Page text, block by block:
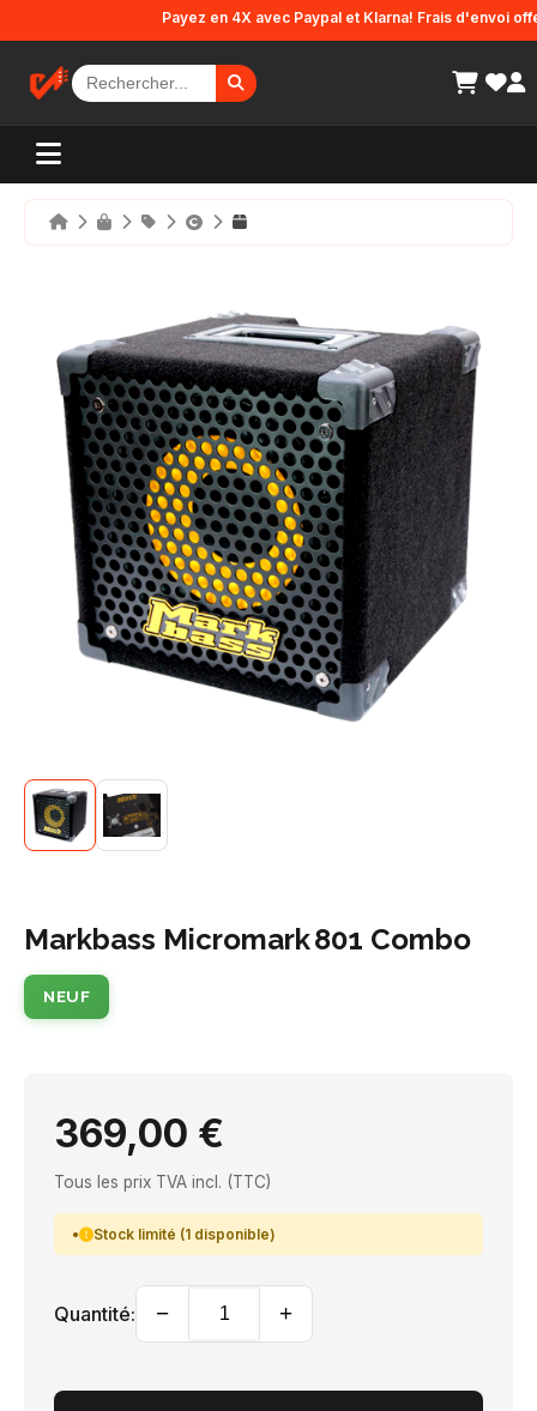
Payez en 4X avec Paypal et Klarna! Frais d'envoi
Markbass Micromark 801 Combo
NEUF
369,00 €
Tous les prix TVA incl. (TTC)
Stock limité (1 disponible)
Quantité: − +
Panneau de gestion des cookies